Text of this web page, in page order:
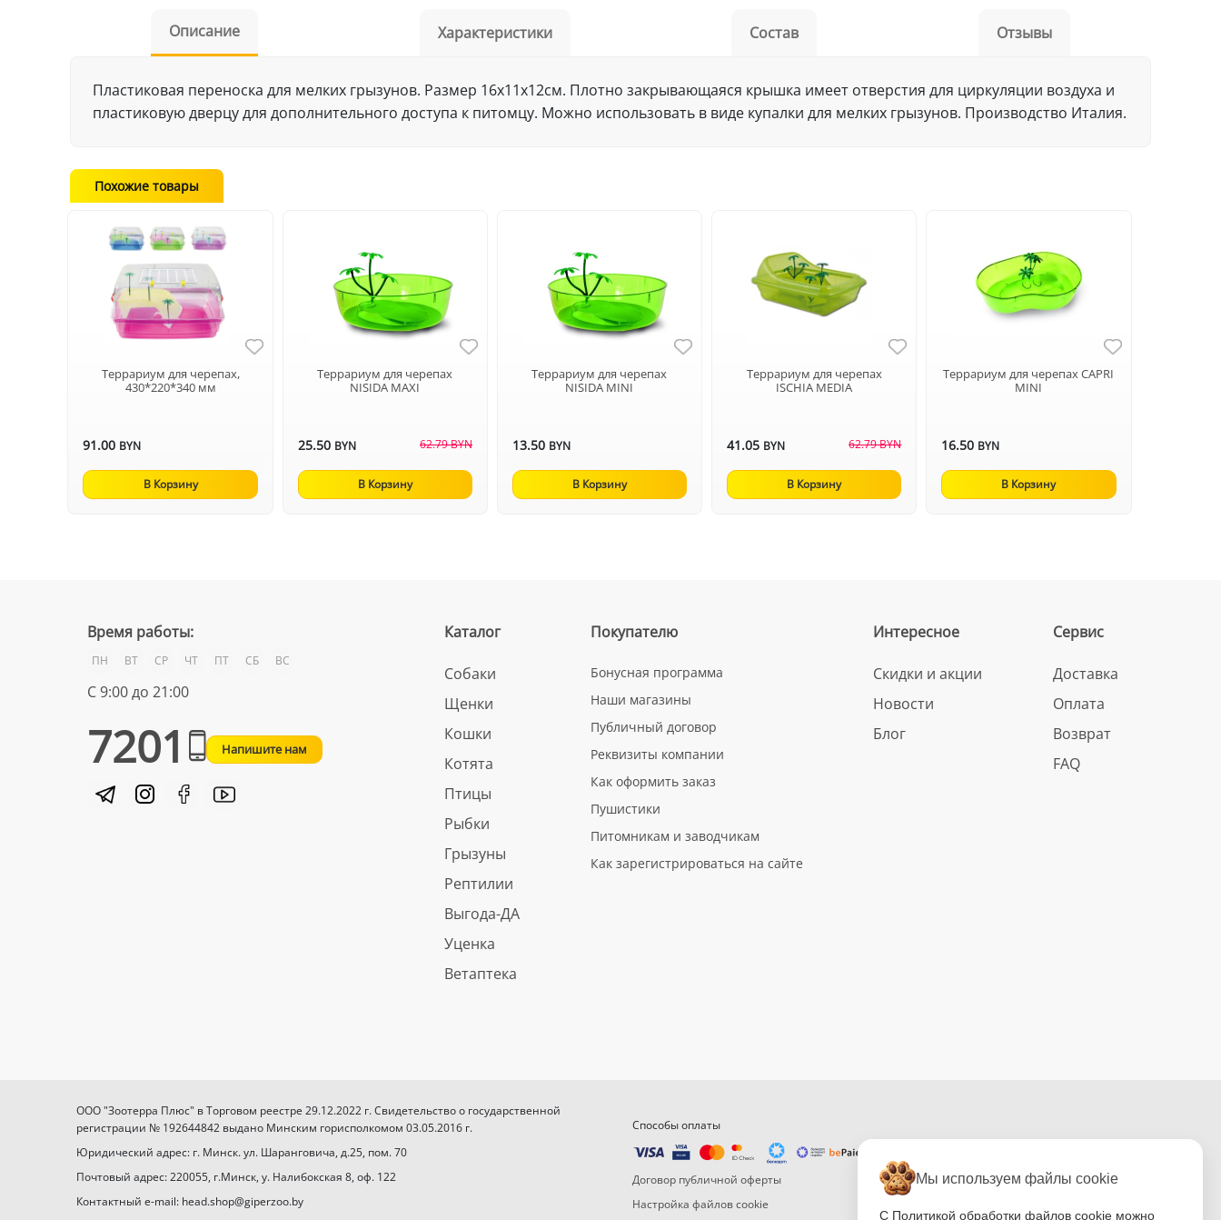
Описание Характеристики Состав Отзывы
Пластиковая переноска для мелких грызунов. Размер 16х11х12см. Плотно закрывающаяся крышка имеет отверстия для циркуляции воздуха и
пластиковую дверцу для дополнительного доступа к питомцу. Можно использовать в виде купалки для мелких грызунов. Производство Италия.
Похожие товары
Террариум для черепах,
430*220*340 мм
91.00 BYN
В Корзину
Террариум для черепах
NISIDA MAXI
25.50 BYN 62.79 BYN
В Корзину
Террариум для черепах
NISIDA MINI
13.50 BYN
В Корзину
Террариум для черепах
ISCHIA MEDIA
41.05 BYN 62.79 BYN
В Корзину
Террариум для черепах CAPRI
MINI
16.50 BYN
В Корзину
Время работы:
ПН ВТ СР ЧТ ПТ СБ ВС
С 9:00 до 21:00
7201 Напишите нам
Каталог
Собаки
Щенки
Кошки
Котята
Птицы
Рыбки
Грызуны
Рептилии
Выгода-ДА
Уценка
Ветаптека
Покупателю
Бонусная программа
Наши магазины
Публичный договор
Реквизиты компании
Как оформить заказ
Пушистики
Питомникам и заводчикам
Как зарегистрироваться на сайте
Интересное
Скидки и акции
Новости
Блог
Сервис
Доставка
Оплата
Возврат
FAQ
ООО "Зоотерра Плюс" в Торговом реестре 29.12.2022 г. Свидетельство о государственной
регистрации № 192644842 выдано Минским горисполкомом 03.05.2016 г.
Юридический адрес: г. Минск. ул. Шаранговича, д.25, пом. 70
Почтовый адрес: 220055, г.Минск, у. Налибокская 8, оф. 122
Контактный e-mail: head.shop@giperzoo.by
Способы оплаты
Договор публичной оферты
Настройка файлов cookie
Мы используем файлы cookie
С Политикой обработки файлов cookie можно